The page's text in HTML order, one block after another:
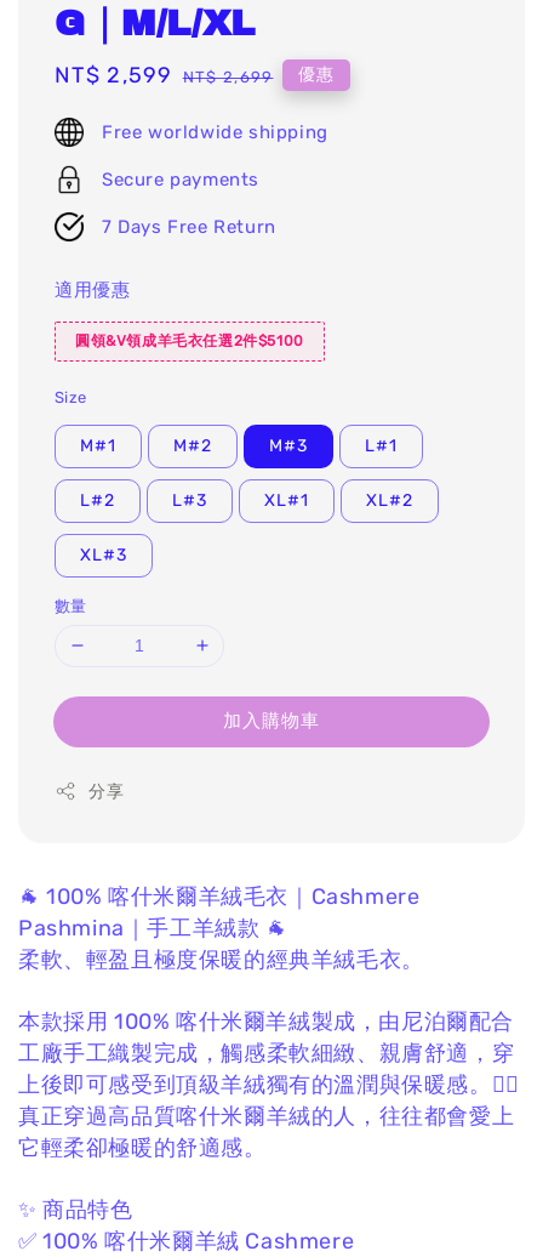
G｜M/L/XL
Sale
NT$ 2,599 Regular
NT$ 2,699 優惠
Free worldwide shipping
Secure payments
7 Days Free Return
適用優惠
圓領&V領成羊毛衣任選2件$5100
Size
M#1 M#2 M#3 L#1
L#2 L#3 XL#1 XL#2
XL#3
數量
加入購物車
分享
🐐 100% 喀什米爾羊絨毛衣｜Cashmere
Pashmina｜手工羊絨款 🐐
柔軟、輕盈且極度保暖的經典羊絨毛衣。
本款採用 100% 喀什米爾羊絨製成， 由尼泊爾配合
工廠手工織製完成，觸感柔軟細緻、親膚舒適， 穿
上後即可感受到頂級羊絨獨有的溫潤與保暖感。❤️‍🔥
真正穿過高品質喀什米爾羊絨的人， 往往都會愛上
它輕柔卻極暖的舒適感。
✨ 商品特色
✅ 100% 喀什米爾羊絨 Cashmere